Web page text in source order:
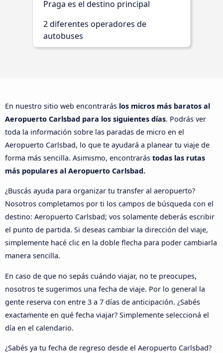
Praga es el destino principal
2 diferentes operadores de
autobuses
En nuestro sitio web encontrarás los micros más baratos al
Aeropuerto Carlsbad para los siguientes días. Podrás ver
toda la información sobre las paradas de micro en el
Aeropuerto Carlsbad, lo que te ayudará a planear tu viaje de
forma más sencilla. Asimismo, encontrarás todas las rutas
más populares al Aeropuerto Carlsbad.
¿Buscás ayuda para organizar tu transfer al aeropuerto?
Nosotros completamos por ti los campos de búsqueda con el
destino: Aeropuerto Carlsbad; vos solamente deberás escribir
el punto de partida. Si deseas cambiar la dirección del viaje,
simplemente hacé clic en la doble flecha para poder cambiarla
manera sencilla.
En caso de que no sepás cuándo viajar, no te preocupes,
nosotros te sugerimos una fecha de viaje. Por lo general la
gente reserva con entre 3 a 7 días de anticipación. ¿Sabés
exactamente en qué fecha viajar? Simplemente seleccioná el
día en el calendario.
¿Sabés ya tu fecha de regreso desde el Aeropuerto Carlsbad?